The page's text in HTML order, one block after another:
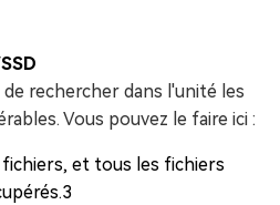
rechercher dans l'unité les
Vous pouvez le faire ici :
et tous les fichiers